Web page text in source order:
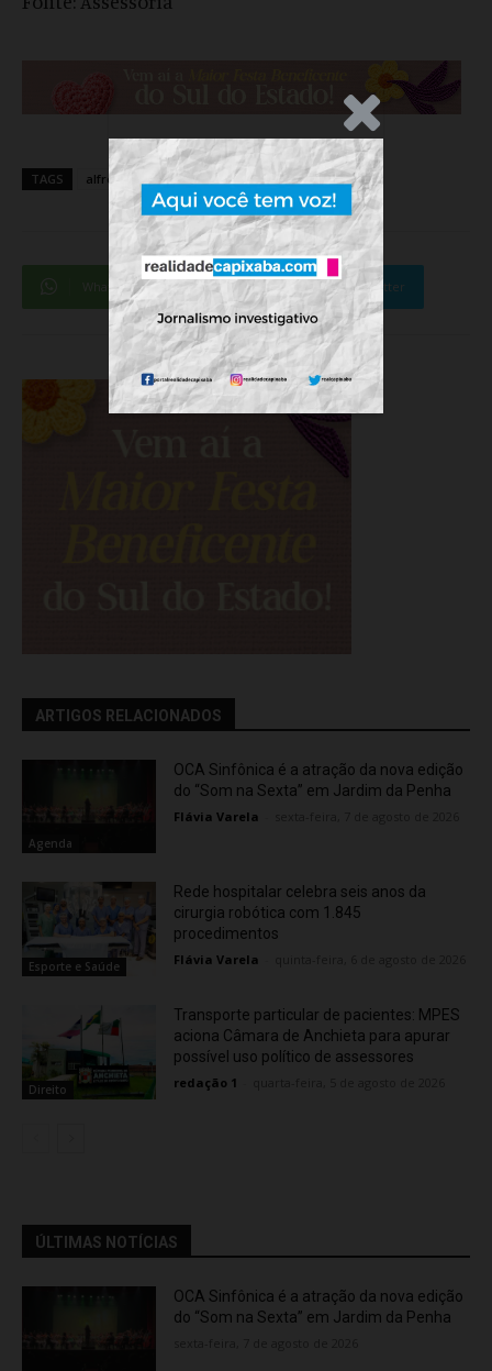
.Anúncio
TAGS alfredo chaves servidor publico
WhatsApp Facebook Twitter
ARTIGOS RELACIONADOS
Agenda
OCA Sinfônica é a atração da nova edição
do “Som na Sexta” em Jardim da Penha
Flávia Varela
Esporte e Saúde
Rede hospitalar celebra seis anos da
cirurgia robótica com 1.845
procedimentos
Flávia Varela
Direito
Transporte particular de pacientes: MPES
aciona Câmara de Anchieta para apurar
possível uso político de assessores
redação 1
ÚLTIMAS NOTÍCIAS
OCA Sinfônica é a atração da nova edição
do “Som na Sexta” em Jardim da Penha